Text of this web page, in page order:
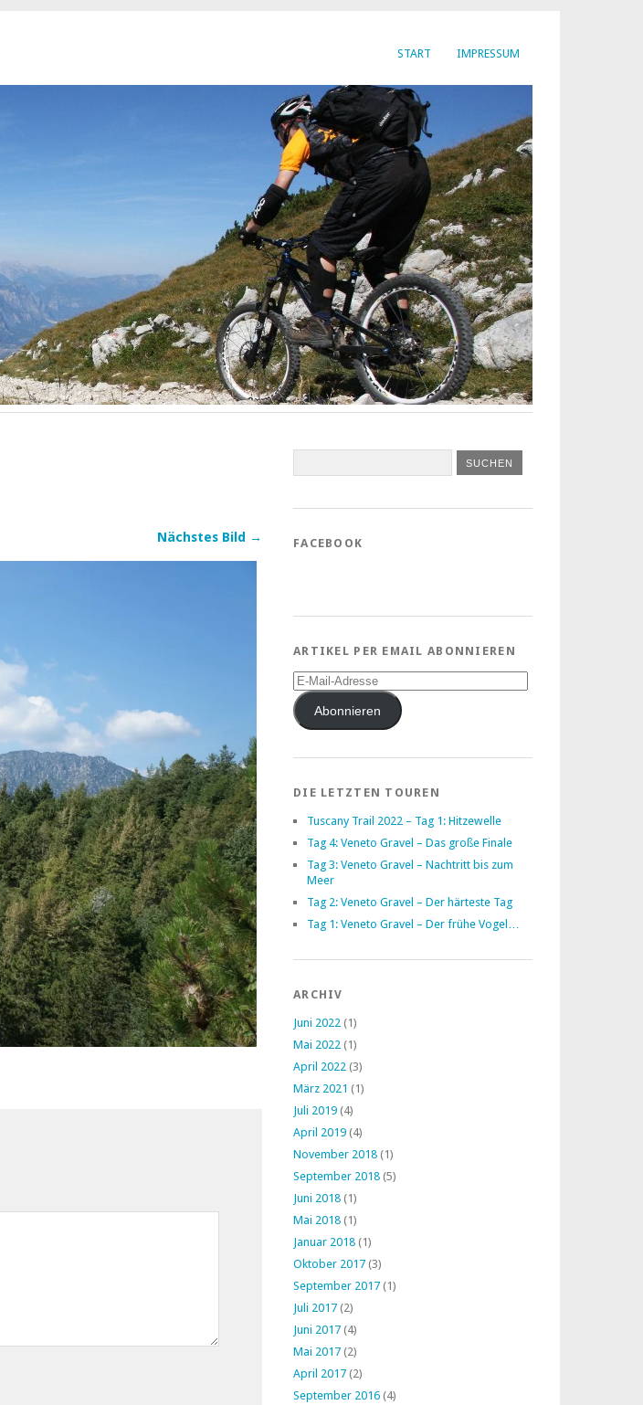
START IMPRESSUM
Nächstes Bild → FACEBOOK
ARTIKEL PER EMAIL ABONNIEREN
E-
Mail-
AdresseAbonnieren
DIE LETZTEN TOUREN
Tuscany Trail 2022 – Tag 1: Hitzewelle
Tag 4: Veneto Gravel – Das große Finale
Tag 3: Veneto Gravel – Nachtritt bis zum
Meer
Tag 2: Veneto Gravel – Der härteste Tag
Tag 1: Veneto Gravel – Der frühe Vogel…
ARCHIV
Juni 2022 (1)
Mai 2022 (1)
April 2022 (3)
März 2021 (1)
Juli 2019 (4)
April 2019 (4)
November 2018 (1)
September 2018 (5)
Juni 2018 (1)
Mai 2018 (1)
Januar 2018 (1)
Oktober 2017 (3)
September 2017 (1)
Juli 2017 (2)
Juni 2017 (4)
Mai 2017 (2)
April 2017 (2)
September 2016 (4)